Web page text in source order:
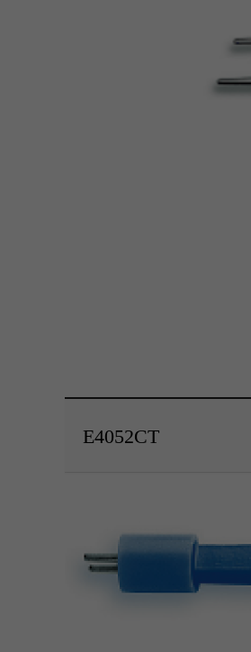
E4052CT